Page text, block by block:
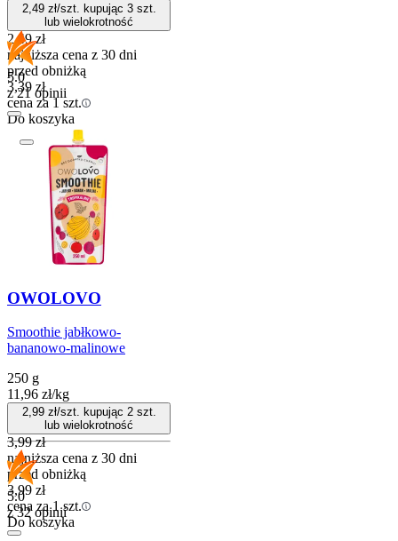
2,49zł/szt. kupując 3szt.
lub wielokrotność
2,49 zł
najniższa cena z 30 dni
przed obniżką
3,39 zł
cena za 1 szt.
Do koszyka
5.0
z 21 opinii
OWOLOVO
Smoothie jabłkowo-
bananowo-malinowe
250 g
11,96 zł/kg
2,99zł/szt. kupując 2szt.
lub wielokrotność
3,99 zł
najniższa cena z 30 dni
przed obniżką
3,99 zł
cena za 1 szt.
Do koszyka
5.0
z 32 opinii